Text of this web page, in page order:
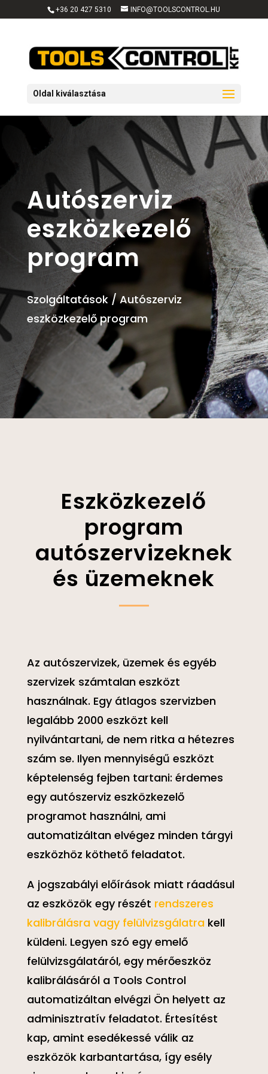
+36 20 427 5310 INFO@TOOLSCONTROL.HU
Oldal kiválasztása
Autószerviz
eszközkezelő
program
Szolgáltatások / Autószerviz
eszközkezelő program
Eszközkezelő
program
autószervizeknek
és üzemeknek
Az autószervizek, üzemek és egyéb
szervizek számtalan eszközt
használnak. Egy átlagos szervizben
legalább 2000 eszközt kell
nyilvántartani, de nem ritka a hétezres
szám se. Ilyen mennyiségű eszközt
képtelenség fejben tartani: érdemes
egy autószerviz eszközkezelő
programot használni, ami
automatizáltan elvégez minden tárgyi
eszközhöz köthető feladatot.
A jogszabályi előírások miatt ráadásul
az eszközök egy részét rendszeres
kalibrálásra vagy felülvizsgálatra kell
küldeni. Legyen szó egy emelő
felülvizsgálatáról, egy mérőeszköz
kalibrálásáról a Tools Control
automatizáltan elvégzi Ön helyett az
adminisztratív feladatot. Értesítést
kap, amint esedékessé válik az
eszközök karbantartása, így esély